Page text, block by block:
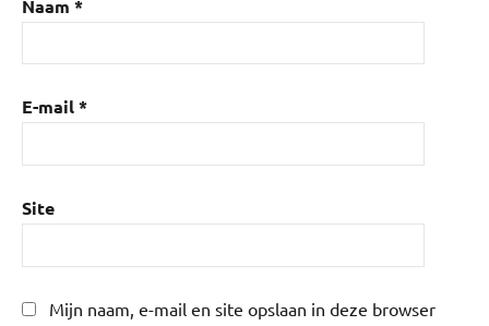
Naam *
E-mail*
Site
Mijn naam, e-mail en site opslaan in deze browser